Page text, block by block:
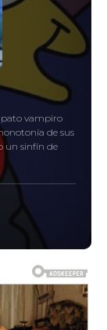
pato vampiro
de sus
un sinfín de